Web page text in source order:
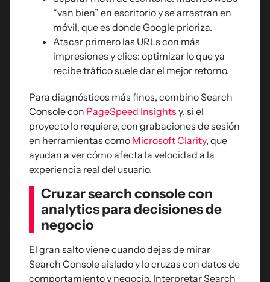
“van bien” en escritorio y se arrastran en
móvil, que es donde Google prioriza.
Atacar primero las URLs con más
impresiones y clics: optimizar lo que ya
recibe tráfico suele dar el mejor retorno.
Para diagnósticos más finos, combino Search
Console con PageSpeed Insights y, si el
proyecto lo requiere, con grabaciones de sesión
en herramientas como Microsoft Clarity, que
ayudan a ver cómo afecta la velocidad a la
experiencia real del usuario.
Cruzar search console con
analytics para decisiones de
negocio
El gran salto viene cuando dejas de mirar
Search Console aislado y lo cruzas con datos de
comportamiento y negocio. Interpretar Search